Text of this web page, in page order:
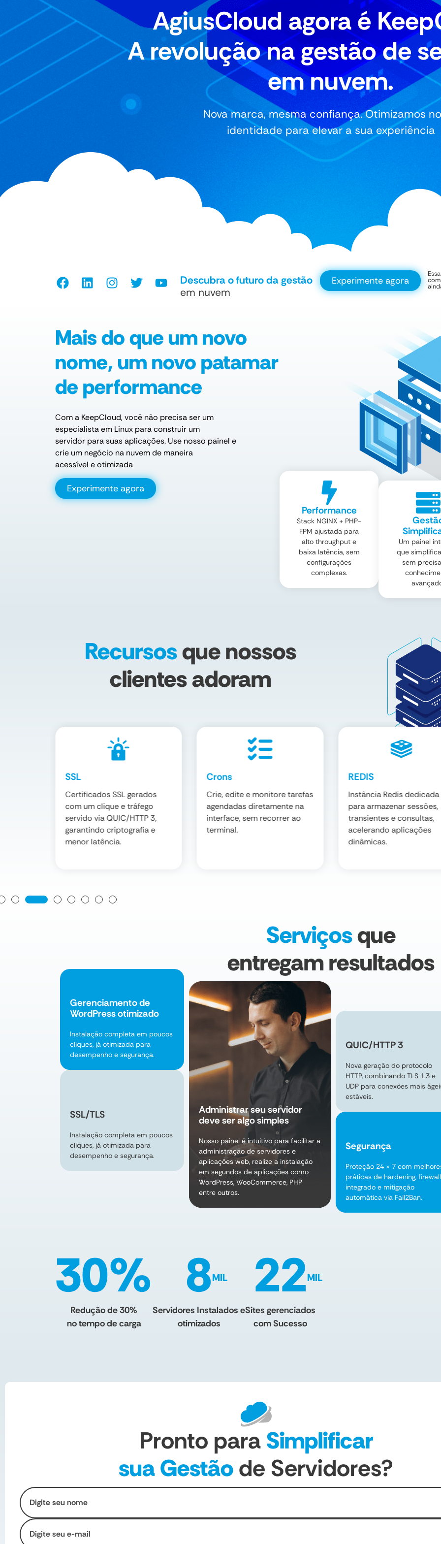
AgiusCloud agora é
A revolução na gestão de
em nuvem.
Nova marca, mesma confiança. Otimizamos
identidade para elevar a sua experiência
Descubra o futuro da gestão
em nuvem
Experimente agora
Mais do que um novo
nome, um novo patamar
de performance
Com a KeepCloud, você não precisa ser um
especialista em Linux para construir um
servidor para suas aplicações. Use nosso painel e
crie um negócio na nuvem de maneira
acessível e otimizada
Experimente agora
Performance
Stack NGINX + PHP-
FPM ajustada para
alto throughput e
baixa latência, sem
configurações
complexas.
Um painel
que
sem
Recursosque nossos
clientes adoram
SSL
Certificados SSL gerados
com um clique e tráfego
servido via QUIC/HTTP 3,
garantindo criptografia e
menor latência.
Crons
Crie, edite e monitore tarefas
agendadas diretamente na
interface, sem recorrer ao
terminal.
REDIS
Instância Redis dedicada
para armazenar sessões,
transientes e consultas,
acelerando aplicações
dinâmicas.
Serviçosque
entregam resultados
Gerenciamento de
WordPress otimizado
Instalação completa em poucos
cliques, já otimizada para
desempenho e segurança.
SSL/TLS
Instalação completa em poucos
cliques, já otimizada para
desempenho e segurança.
Administrar seu servidor
deve ser algo simples
Nosso painel é intuitivo para facilitar a
administração de servidores e
aplicações web, realize a instalação
em segundos de aplicações como
WordPress, WooCommerce, PHP
entre outros.
QUIC/HTTP 3
Nova geração do protocolo
HTTP, combinando TLS 1.3 e
UDP para conexões mais
estáveis.
Segurança
Proteção 24 × 7 com
práticas de hardening, firewall
integrado e mitigação
automática via Fail2Ban.
30%
Redução de 30%
no tempo de carga
8MIL
Servidores Instalados e
otimizados
22MIL
Sites gerenciados
com Sucesso
Pronto paraSimplificar
sua Gestãode Servidores?